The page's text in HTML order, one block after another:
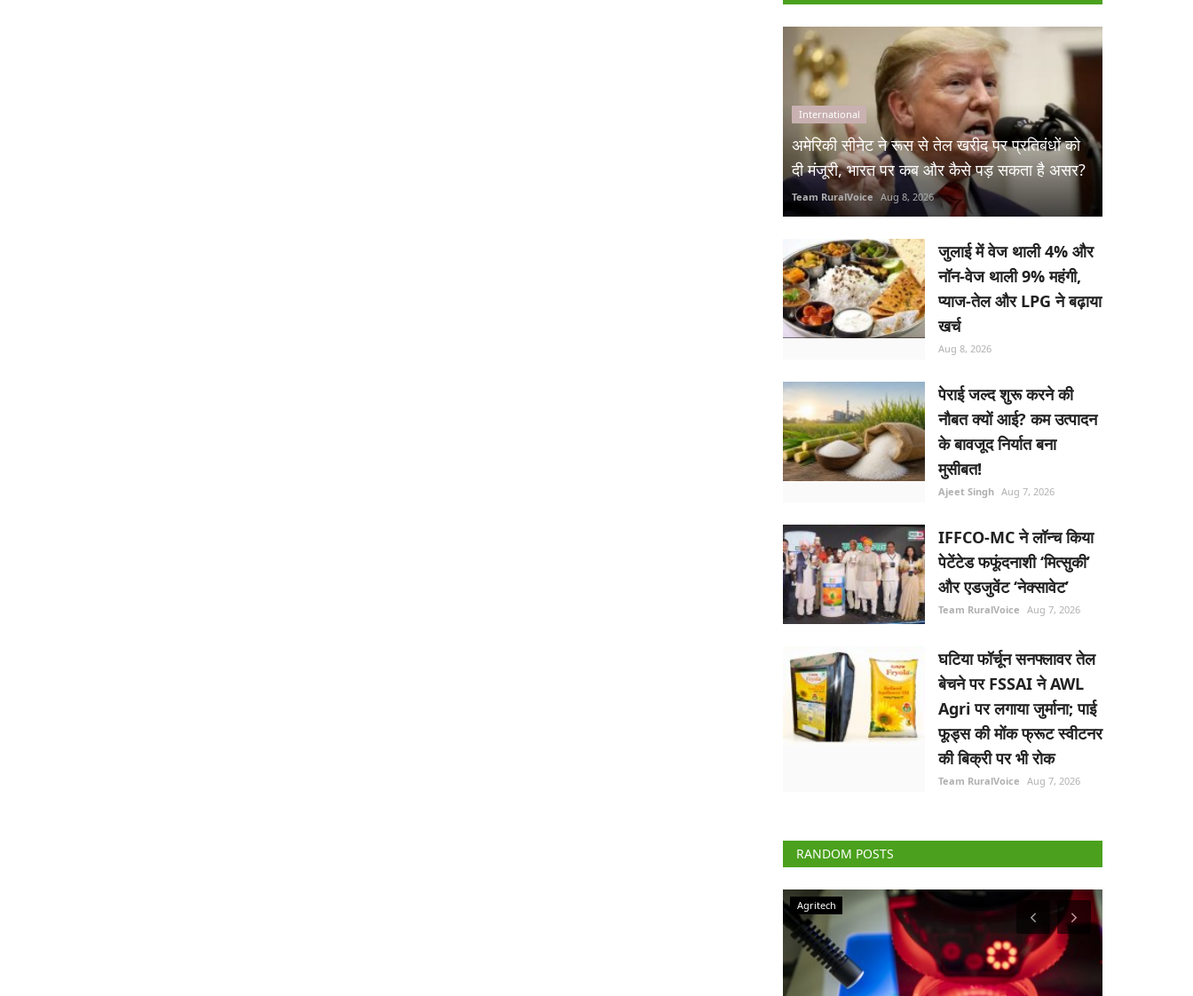
International
अमेरिकी सीनेट ने रूस से तेल खरीद पर प्रतिबंधों को
दी मंजूरी, भारत पर कब और कैसे पड़ सकता है असर?
Team RuralVoice Aug 8, 2026
जुलाई में वेज थाली 4% और
नॉन-वेज थाली 9% महंगी,
प्याज-तेल और LPG ने बढ़ाया
खर्च
Aug 8, 2026
पेराई जल्द शुरू करने की
नौबत क्यों आई? कम उत्पादन
के बावजूद निर्यात बना
मुसीबत!
Ajeet Singh Aug 7, 2026
IFFCO-MC ने लॉन्च किया
पेटेंटेड फफूंदनाशी ‘मित्सुकी’
और एडजुवेंट ‘नेक्सावेट’
Team RuralVoice Aug 7, 2026
घटिया फॉर्चून सनफ्लावर तेल
बेचने पर FSSAI ने AWL
Agri पर लगाया जुर्माना; पाई
फूड्स की मोंक फ्रूट स्वीटनर
की बिक्री पर भी रोक
Team RuralVoice Aug 7, 2026
RANDOM POSTS
Agriculture Conclave and NACOF Awards 2022